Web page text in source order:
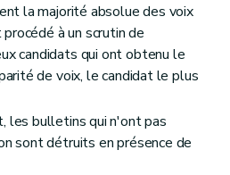
la majorité absolue des voix
à un scrutin de
candidats qui ont obtenu le
de voix, le candidat le plus
les bulletins qui n'ont pas
sont détruits en présence de